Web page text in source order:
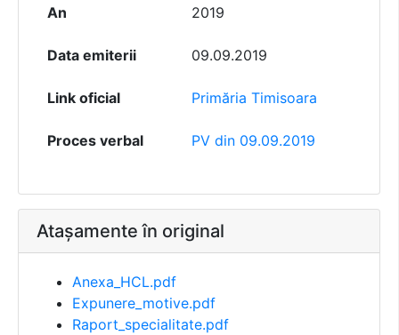
An 2019
Data emiterii 09.09.2019
Link oficial Primăria Timisoara
Proces verbal PV din 09.09.2019
Atașamente în original
Anexa_HCL.pdf
Expunere_motive.pdf
Raport_specialitate.pdf